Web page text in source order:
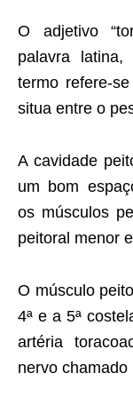
O adjetivo
palavra
termo refere-
situa entre o
A cavidade
um bom
os músculos
peitoral menor
O músculo
4ª e a 5ª
artéria
nervo